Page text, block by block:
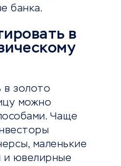
банка.
в
в золото
можно
Чаще
маленькие
и ювелирные